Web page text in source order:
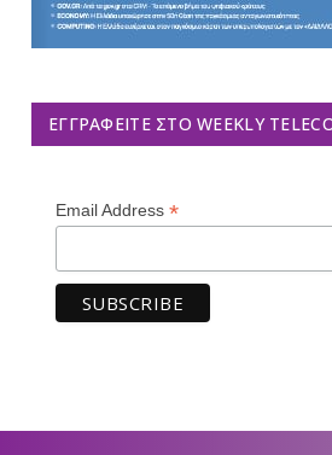
ΕΓΓΡΑΦΕΊΤΕ ΣΤΟ WEEKLY
Email Address *